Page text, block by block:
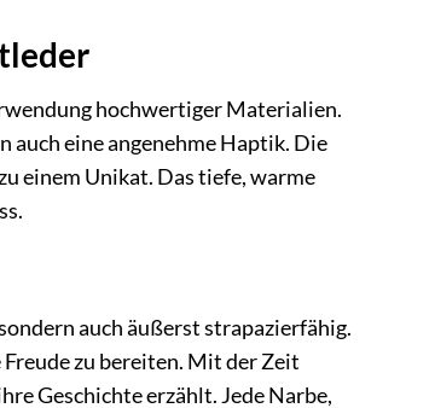
hochwertiger Materialien.
auch eine angenehme Haptik. Die
einem Unikat. Das tiefe, warme
auch äußerst strapazierfähig.
zu bereiten. Mit der Zeit
Geschichte erzählt. Jede Narbe,